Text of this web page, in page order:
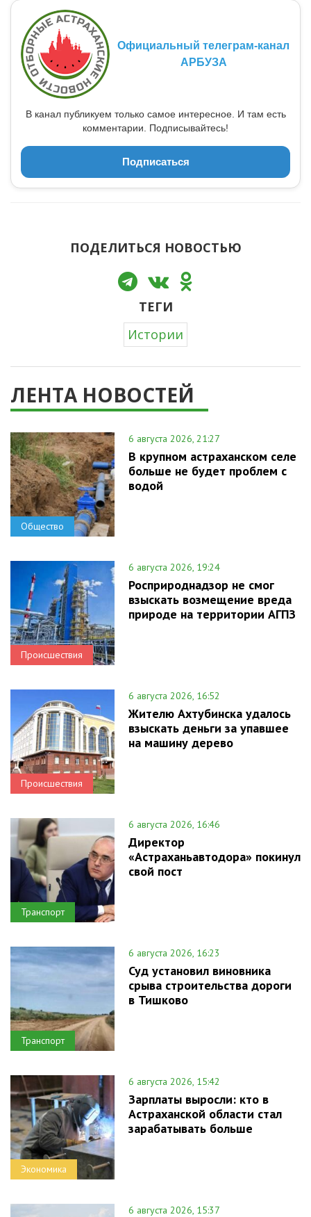
Официальный телеграм-канал
АРБУЗА
В канал публикуем только самое интересное. И там есть
комментарии. Подписывайтесь!
Подписаться
ПОДЕЛИТЬСЯ НОВОСТЬЮ
ТЕГИ
Истории
ЛЕНТА НОВОСТЕЙ
Общество
6 августа 2026, 21:27
В крупном астраханском селе
больше не будет проблем с
водой
Происшествия
6 августа 2026, 19:24
Росприроднадзор не смог
взыскать возмещение вреда
природе на территории АГПЗ
Происшествия
6 августа 2026, 16:52
Жителю Ахтубинска удалось
взыскать деньги за упавшее
на машину дерево
Транспорт
6 августа 2026, 16:46
Директор
«Астраханьавтодора» покинул
свой пост
Транспорт
6 августа 2026, 16:23
Суд установил виновника
срыва строительства дороги
в Тишково
Экономика
6 августа 2026, 15:42
Зарплаты выросли: кто в
Астраханской области стал
зарабатывать больше
6 августа 2026, 15:37